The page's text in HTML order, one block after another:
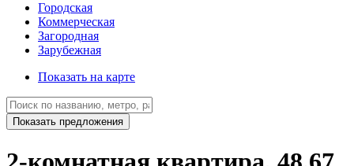
Городская
Коммерческая
Загородная
Зарубежная
Показать на карте
Показать предложения